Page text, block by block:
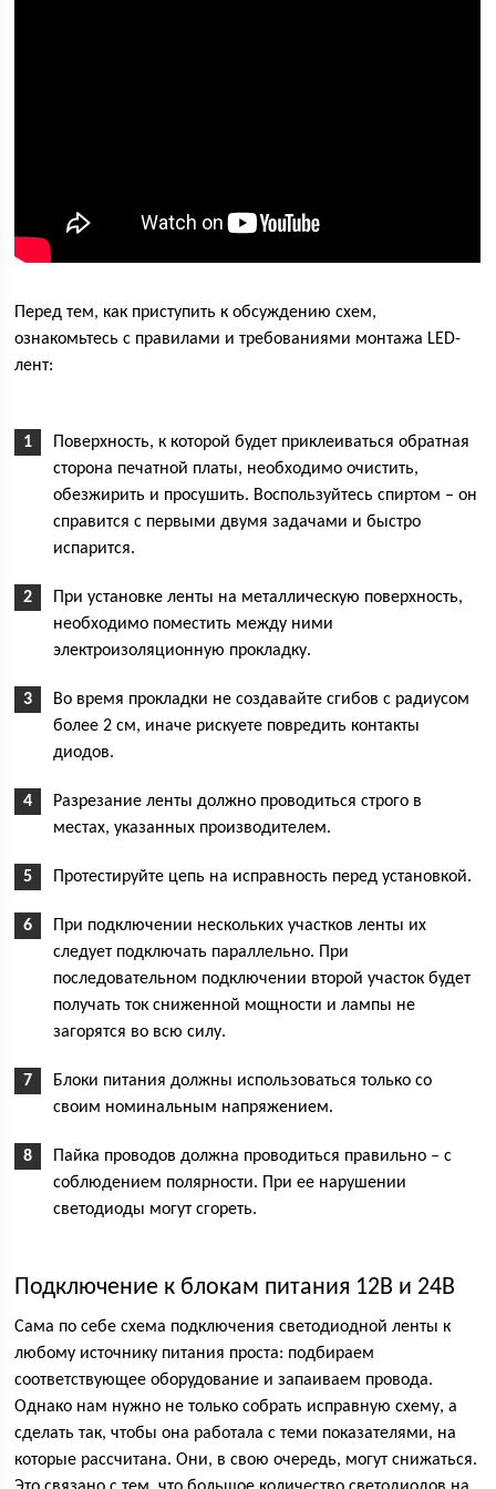
Перед тем, как приступить к обсуждению схем,
ознакомьтесь с правилами и требованиями монтажа LED-
лент:
Поверхность, к которой будет приклеиваться обратная
сторона печатной платы, необходимо очистить,
обезжирить и просушить. Воспользуйтесь спиртом – он
справится с первыми двумя задачами и быстро
испарится.
При установке ленты на металлическую поверхность,
необходимо поместить между ними
электроизоляционную прокладку.
Во время прокладки не создавайте сгибов с радиусом
более 2 см, иначе рискуете повредить контакты
диодов.
Разрезание ленты должно проводиться строго в
местах, указанных производителем.
Протестируйте цепь на исправность перед установкой.
При подключении нескольких участков ленты их
следует подключать параллельно. При
последовательном подключении второй участок будет
получать ток сниженной мощности и лампы не
загорятся во всю силу.
Блоки питания должны использоваться только со
своим номинальным напряжением.
Пайка проводов должна проводиться правильно – с
соблюдением полярности. При ее нарушении
светодиоды могут сгореть.
Подключение к блокам питания 12В и 24В
Сама по себе схема подключения светодиодной ленты к
любому источнику питания проста: подбираем
соответствующее оборудование и запаиваем провода.
Однако нам нужно не только собрать исправную схему, а
сделать так, чтобы она работала с теми показателями, на
которые рассчитана. Они, в свою очередь, могут снижаться.